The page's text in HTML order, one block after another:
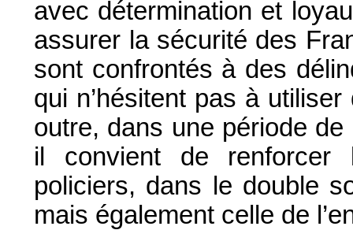
avec détermination et
assurer la sécurité des
sont confrontés à des
qui n’hésitent pas à
outre, dans une période
il convient de renforcer
policiers, dans le double
mais également celle de